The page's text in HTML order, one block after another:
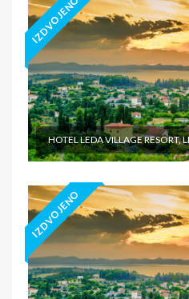
IZDVOJENO
HOTEL LEDA VILLAGE RESORT,
IZDVOJENO